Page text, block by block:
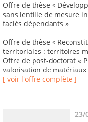
Offre de thèse «
sans lentille de mesure
faciès dépendants »
Offre de thèse «
territoriales : territoires
Offre de post-doctorat «
valorisation de
[ voir l'offre complète ]
23/